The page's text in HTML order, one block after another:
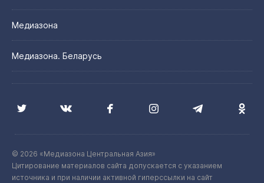
Медиазона
Медиазона. Беларусь
© 2026 «Медиазона Центральная Азия»
Цитирование материалов сайта допускается с указанием
источника и при наличии активной гиперссылки на сайт